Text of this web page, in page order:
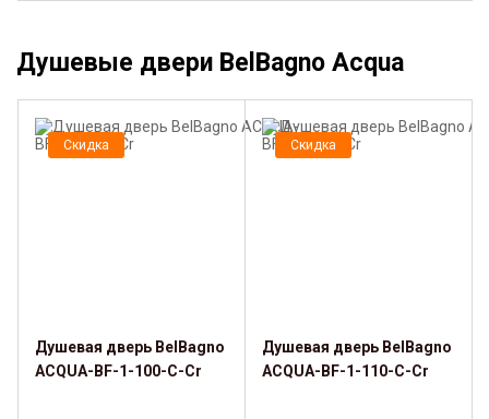
Душевые двери BelBagno Acqua
Скидка
Душевая дверь BelBagno
ACQUA-BF-1-100-C-Cr
Скидка
Душевая дверь BelBagno
ACQUA-BF-1-110-C-Cr